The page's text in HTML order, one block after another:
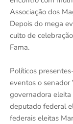
Associação dos
Depois do mega
culto de
Fama.
Políticos
eventos o senador
governadora eleita
deputado federal
federais eleitas